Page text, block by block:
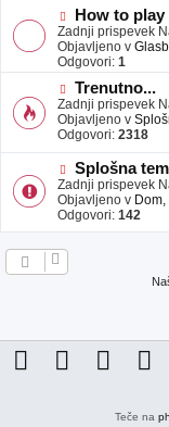
b
a
v
e
N
o
v
e
o
b
j
a
v
e
How to
Zadnji prispevek
Objavljeno v
Odgovori: 1
N
o
v
e
o
b
a
v
e
Trenutno...
Zadnji prispevek
Objavljeno v
Odgovori: 2318
N
o
v
e
o
Splošna
Zadnji prispevek
Objavljeno v
Odgovori: 142
Teče na